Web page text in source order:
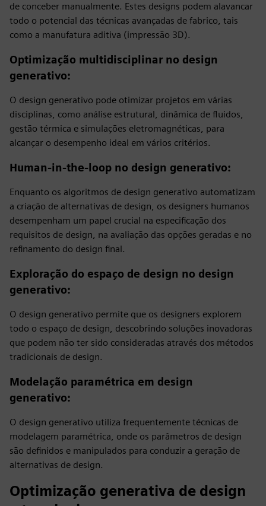
de conceber manualmente. Estes designs podem alavancar
todo o potencial das técnicas avançadas de fabrico, tais
como a manufatura aditiva (impressão 3D).
Optimização multidisciplinar no design
generativo:
O design generativo pode otimizar projetos em várias
disciplinas, como análise estrutural, dinâmica de fluidos,
gestão térmica e simulações eletromagnéticas, para
alcançar o desempenho ideal em vários critérios.
Human-in-the-loop no design generativo:
Enquanto os algoritmos de design generativo automatizam
a criação de alternativas de design, os designers humanos
desempenham um papel crucial na especificação dos
requisitos de design, na avaliação das opções geradas e no
refinamento do design final.
Exploração do espaço de design no design
generativo:
O design generativo permite que os designers explorem
todo o espaço de design, descobrindo soluções inovadoras
que podem não ter sido consideradas através dos métodos
tradicionais de design.
Modelação paramétrica em design
generativo:
O design generativo utiliza frequentemente técnicas de
modelagem paramétrica, onde os parâmetros de design
são definidos e manipulados para conduzir a geração de
alternativas de design.
Optimização generativa de design